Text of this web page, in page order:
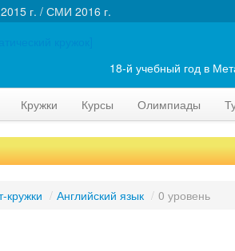
г. / СМИ 2016 г.
18-й учебный год в
Кружки Курсы Олимпиады
кружки / Английский язык / 0 уровень